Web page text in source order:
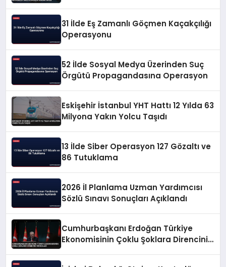
31 İlde Eş Zamanlı Göçmen Kaçakçılığı
Operasyonu
52 İlde Sosyal Medya Üzerinden Suç
Örgütü Propagandasına Operasyon
Eskişehir İstanbul YHT Hattı 12 Yılda 63
Milyona Yakın Yolcu Taşıdı
13 İlde Siber Operasyon 127 Gözaltı ve
86 Tutuklama
2026 İl Planlama Uzman Yardımcısı
Sözlü Sınavı Sonuçları Açıklandı
Cumhurbaşkanı Erdoğan Türkiye
Ekonomisinin Çoklu Şoklara Direncini